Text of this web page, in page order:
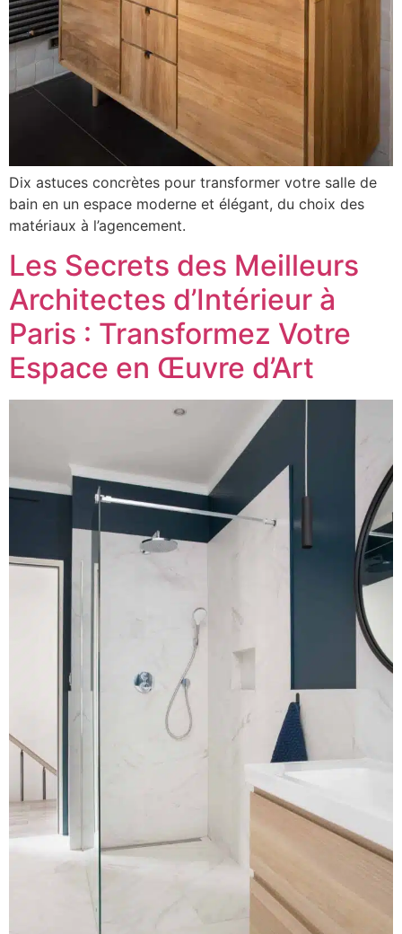
Dix astuces concrètes pour transformer votre salle de
bain en un espace moderne et élégant, du choix des
matériaux à l’agencement.
Les Secrets des Meilleurs
Architectes d’Intérieur à
Paris : Transformez Votre
Espace en Œuvre d’Art